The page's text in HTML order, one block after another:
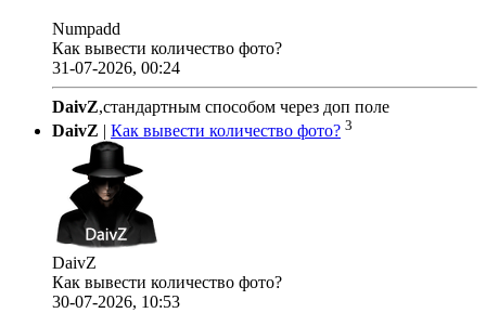
Numpadd
Как вывести количество фото?
31-07-2026, 00:24
DaivZ,стандартным способом через доп поле
DaivZ | Как вывести количество фото? 3
DaivZ
Как вывести количество фото?
30-07-2026, 10:53